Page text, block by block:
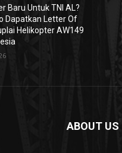
Baru Untuk TNI AL?
Dapatkan Letter Of
Helikopter AW149
ABOUT US